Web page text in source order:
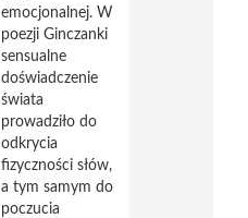
emocjonalnej. W
poezji Ginczanki
sensualne
doświadczenie
świata
prowadziło do
odkrycia
fizyczności słów,
a tym samym do
poczucia